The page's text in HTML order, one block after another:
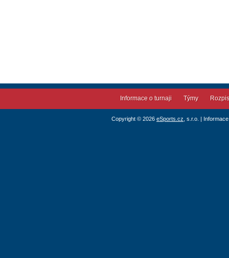
Informace o turnaji Týmy
Copyright © 2026 eSports.cz , s.r.o. |